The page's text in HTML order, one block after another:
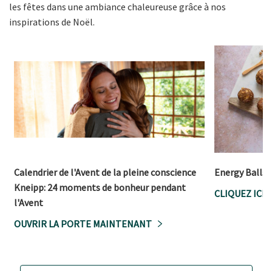
les fêtes dans une ambiance chaleureuse grâce à nos
inspirations de Noël.
Calendrier de l'Avent de la pleine conscience
Kneipp: 24 moments de bonheur pendant
l'Avent
OUVRIR LA PORTE MAINTENANT
Energy Balls
CLIQUEZ ICI